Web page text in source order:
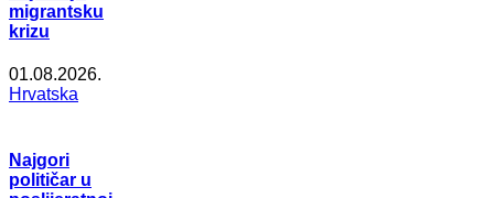
migrantsku
krizu
01.08.2026.
Hrvatska
Najgori
političar u